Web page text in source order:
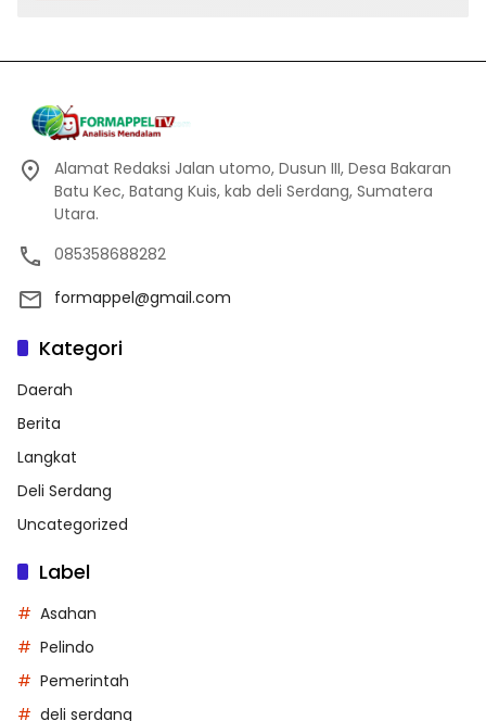
Alamat Redaksi Jalan utomo, Dusun III, Desa Bakaran
Batu Kec, Batang Kuis, kab deli Serdang, Sumatera
Utara.
085358688282
formappel@gmail.com
Kategori
Daerah
Berita
Langkat
Deli Serdang
Uncategorized
Label
Asahan
Pelindo
Pemerintah
deli serdang